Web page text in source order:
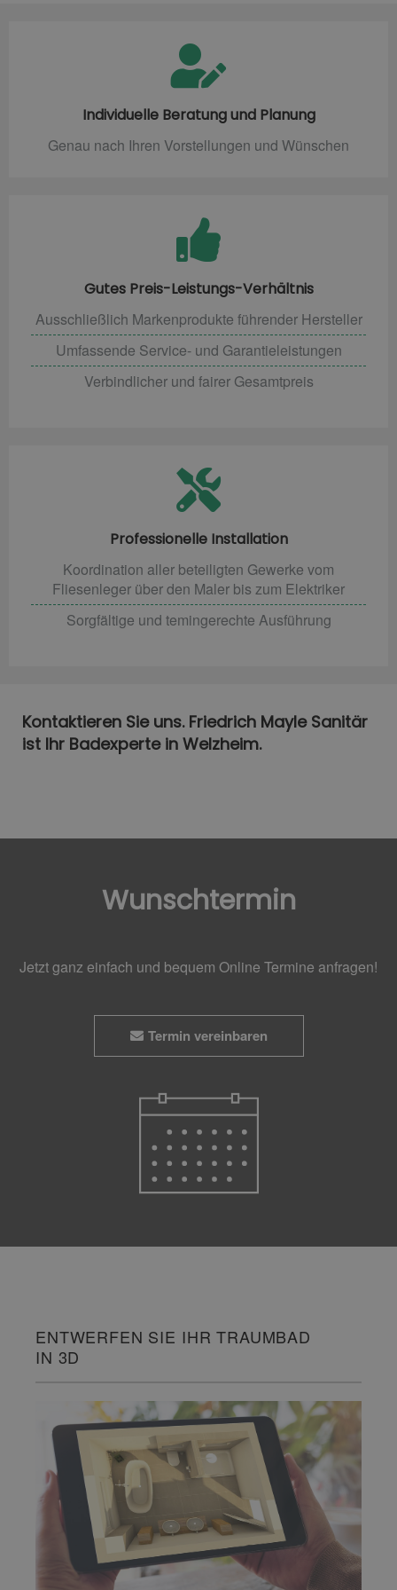
Individuelle Beratung und Planung
Genau nach Ihren Vorstellungen und Wünschen
Gutes Preis-Leistungs-Verhältnis
Ausschließlich Markenprodukte führender Hersteller
Umfassende Service- und Garantieleistungen
Verbindlicher und fairer Gesamtpreis
Professionelle Installation
Koordination aller beteiligten Gewerke vom
Fliesenleger über den Maler bis zum Elektriker
Sorgfältige und temingerechte Ausführung
Kontaktieren Sie uns. Friedrich Mayle Sanitär
ist Ihr Badexperte in Welzheim.
Wunschtermin
Jetzt ganz einfach und bequem Online Termine anfragen!
Termin vereinbaren
ENTWERFEN SIE IHR TRAUMBAD
IN 3D